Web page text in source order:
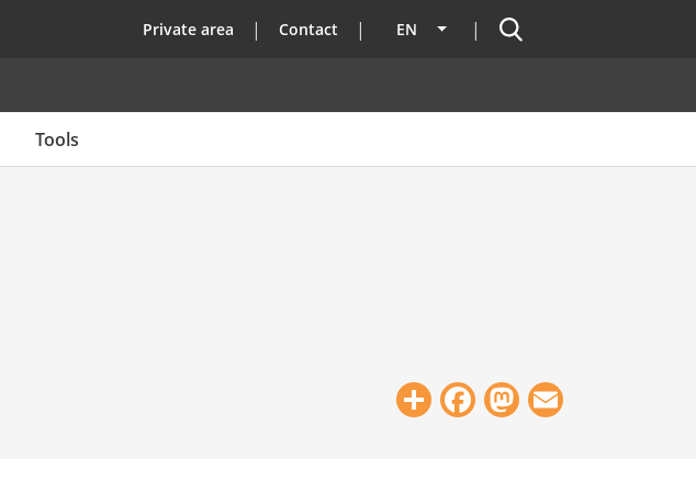
top
Private area Contact EN List additional actions
Search
Tools
ShareFacebook
Mastodon